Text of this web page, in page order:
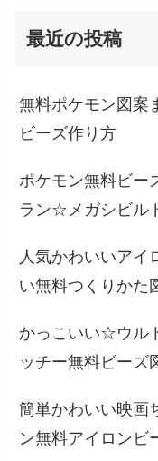
最近の投稿
無料ポケモン図案
ビーズ作り方
ポケモン無料ビー
ラン☆メガシビル
人気かわいいア
い無料つくりかた
かっこいい☆ウル
ッチー無料ビーズ
簡単かわいい映画
ン無料アイロンビ